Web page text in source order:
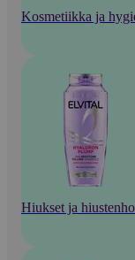
Kosmetiikka ja
Hiukset ja